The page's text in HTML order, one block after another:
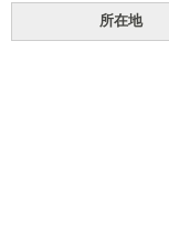
所在地